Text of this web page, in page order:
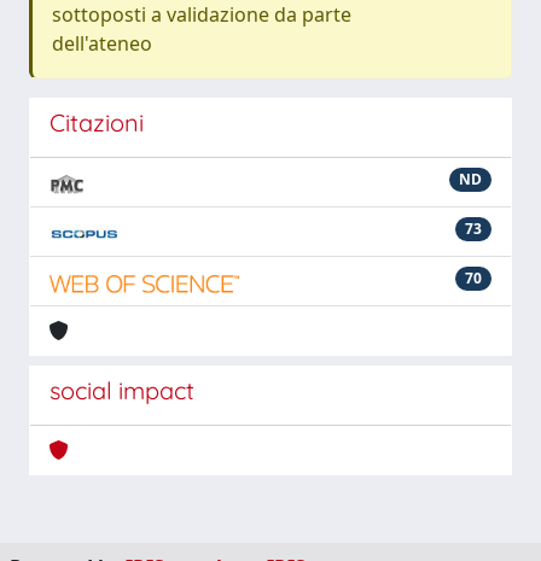
sottoposti a validazione da parte
dell'ateneo
Citazioni
ND
73
70
social impact